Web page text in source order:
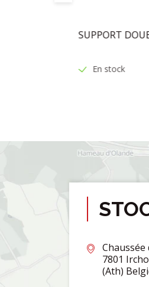
SUPPORT
En stock
7801
(Ath)